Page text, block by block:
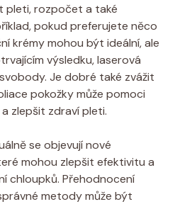
pleti, rozpočet a také
pokud preferujete něco
krémy mohou být ideální, ale
výsledku, laserová
Je dobré také zvážit
pokožky může pomoci
zlepšit zdraví pleti.
se objevují nové
mohou zlepšit efektivitu a
chloupků. Přehodnocení
metody může být